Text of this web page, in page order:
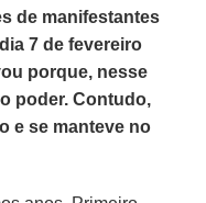
de manifestantes
7 de fevereiro
porque, nesse
poder. Contudo,
e se manteve no